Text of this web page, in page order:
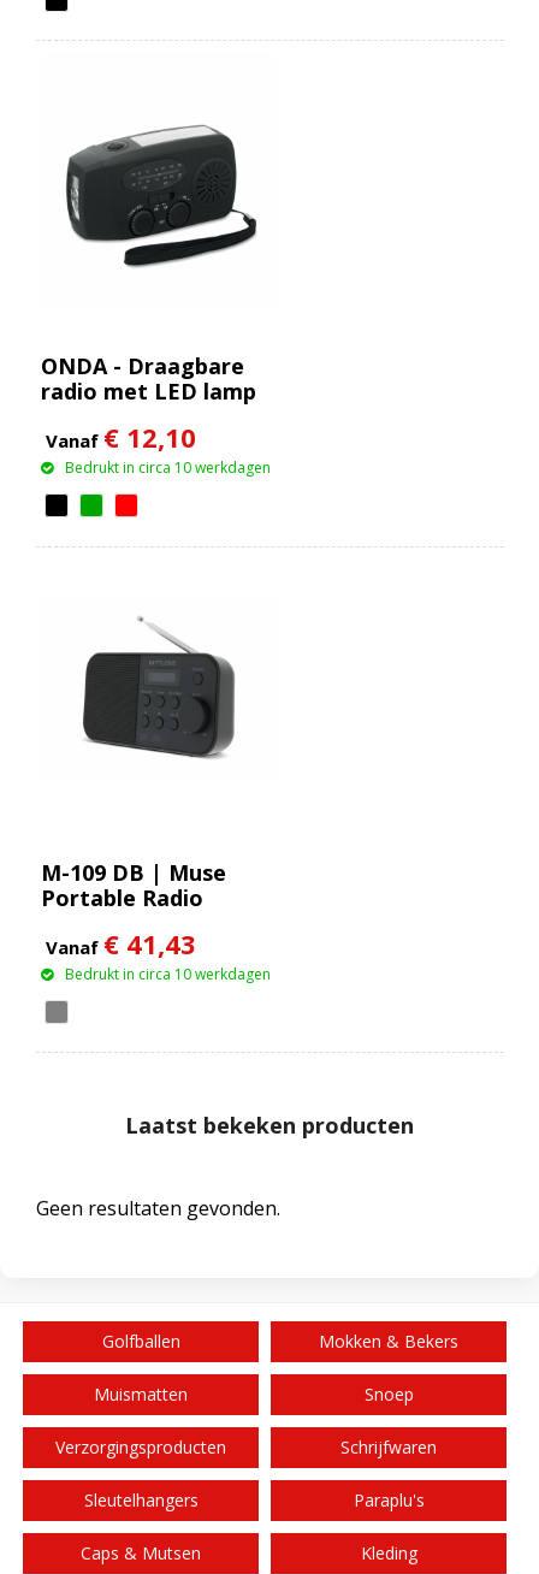
ONDA - Draagbare
radio met LED lamp
Vanaf € 12,10
Bedrukt in circa 10 werkdagen
M-109 DB | Muse
Portable Radio
Vanaf € 41,43
Bedrukt in circa 10 werkdagen
Laatst bekeken producten
Geen resultaten gevonden.
Golfballen Mokken & Bekers
Muismatten Snoep
Verzorgingsproducten Schrijfwaren
Sleutelhangers Paraplu's
Caps & Mutsen Kleding